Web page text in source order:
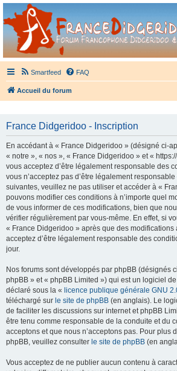
France Didgeridoo
Didgeridoo et Guimbarde sur France Didgeridoo -
Smartfeed FAQ
Accueil du forum
France Didgeridoo - Inscription
En accédant à « France Didgeridoo » (désigné ci-
« notre », « nos », « France Didgeridoo » et «
vous acceptez d’être légalement responsable des
vous n’acceptez pas d’être légalement
suivantes, veuillez ne pas utiliser et accéder à «
pouvons modifier ces conditions à n’importe quel
de vous informer de ces modifications, bien que
vérifier régulièrement par vous-même. En effet, si
« France Didgeridoo » après que des modifications
acceptez d’être légalement responsable des
jour.
Nos forums sont développés par phpBB (désignés
phpBB » et « phpBB Limited ») qui est un logiciel
déclaré sous la « licence publique générale GNU
téléchargé sur le site de phpBB (en anglais). Le
de faciliter les discussions sur internet et phpBB
être tenu comme responsable de la conduite et du
acceptons et que nous n’acceptons pas. Pour plus
phpBB, veuillez consulter le site de phpBB (en
Vous acceptez de ne publier aucun contenu à